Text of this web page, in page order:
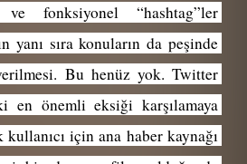
fonksiyonel “hashtag”ler
yanı sıra konuların da peşinde
Bu henüz yok. Twitter
en önemli eksiği karşılamaya
kullanıcı için ana haber kaynağı